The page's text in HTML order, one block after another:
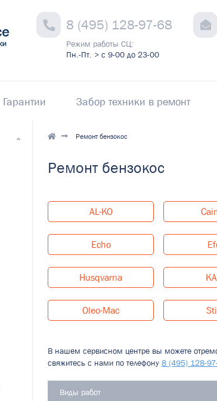
8 (495) 128-97-68
Режим работы СЦ:
Пн.-Пт. > с 9-00 до 23-00
Гарантии Забор техники в ремонт
Ремонт бензокос
Ремонт бензокос
AL-KO
Echo
Husqvarna
Oleo-Mac
В нашем сервисном центре вы можете
свяжитесь с нами по телефону8 (495) 128-
Виды работ